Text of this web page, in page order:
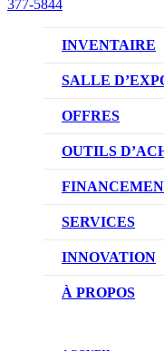
377-5844
INVENTAIRE
SALLE
OFFRES
OFFRES
OUTILS
NOTRE
DEMANDE
SERVICES
NOTRE
PRENDRE
INNOVATION
À PROPOS